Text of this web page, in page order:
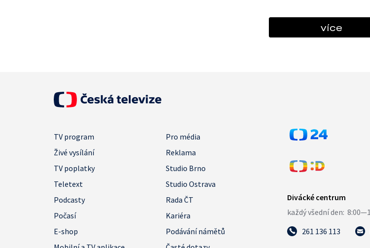
více
TV program
Pro média
Živé vysílání
Reklama
TV poplatky
Studio Brno
Teletext
Studio Ostrava
Podcasty
Rada ČT
Počasí
Kariéra
E-shop
Podávání námětů
261 136 113